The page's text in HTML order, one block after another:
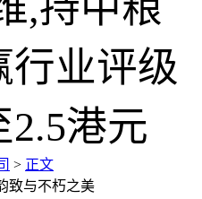
> 正文
致与不朽之美